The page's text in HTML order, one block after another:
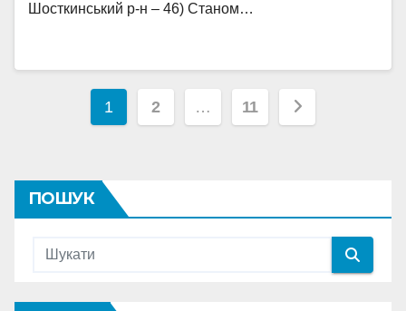
Шосткинський р-н – 46) Станом…
Пагінація
1 2 … 11
ПОШУК